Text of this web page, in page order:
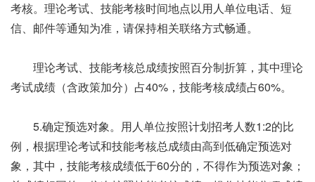
考核。理论考试、技能考核时间地点以用人单位电话、短
信、邮件等通知为准，请保持相关联络方式畅通。
理论考试、技能考核总成绩按照百分制折算，其中理论
考试成绩（含政策加分）占40%，技能考核成绩占60%。
5.确定预选对象。用人单位按照计划招考人数1:2的比
例，根据理论考试和技能考核总成绩由高到低确定预选对
象，其中，技能考核成绩低于60分的，不得作为预选对象；